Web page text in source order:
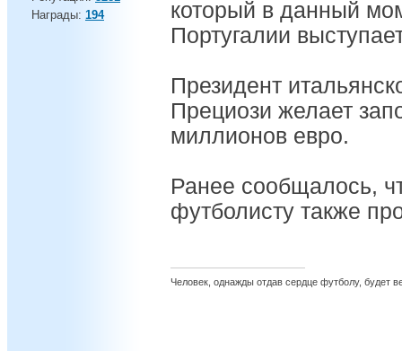
Награды: 194
который в данный
Португалии
Президент
Прециози желает
миллионов евро.
Ранее сообщалось,
футболисту также
Человек, однажды отдав сердце футболу, будет